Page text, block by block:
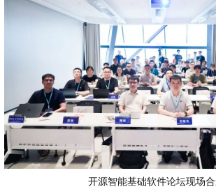
开源智能基础软件论坛现场